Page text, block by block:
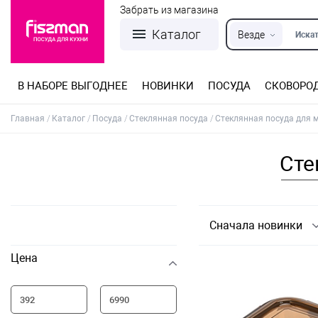
Каталог Везде
Забрать из магазина
В НАБОРЕ ВЫГОДНЕЕ НОВИНКИ ПОСУДА
Главная Каталог Посуда Стеклянная посуда Стеклянная посуда для
Цена
Сначала новинки